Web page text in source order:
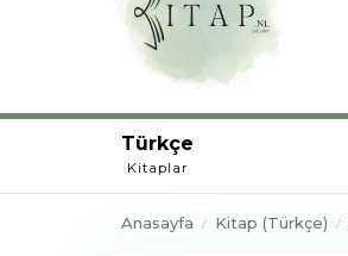
Türkçe
Kitaplar
Anasayfa Kitap (Türkçe)